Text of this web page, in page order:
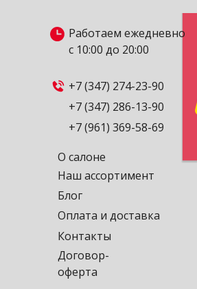
+7 (347) 274-23-90
+7 (347) 286-13-90
+7 (961) 369-58-69
Работаем ежедневно
с 10:00 до 20:00
Наш ассортимент
О салоне
Блог
Оплата и доставка
Контакты
Договор-
оферта